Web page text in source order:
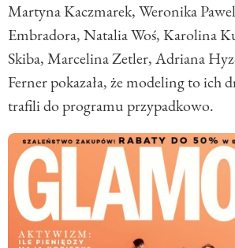
Martyna Kaczmarek, Weronika
Embradora, Natalia Woś, Karolina
Skiba, Marcelina Zetler, Adriana
Ferner pokazała, że modeling to ich
trafili do programu przypadkowo.